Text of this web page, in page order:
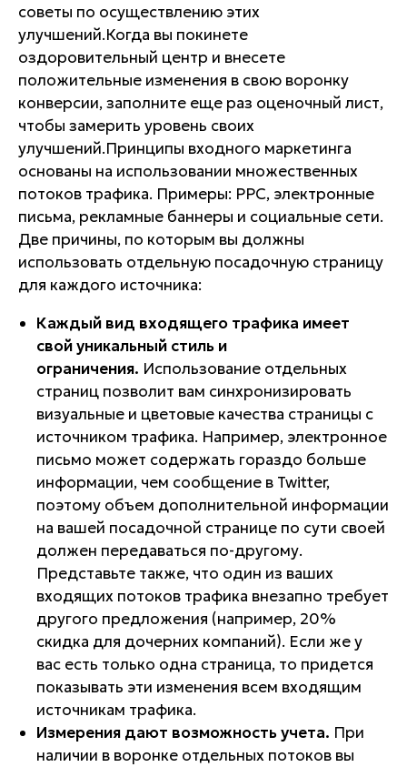
советы по осуществлению этих
улучшений.Когда вы покинете
оздоровительный центр и внесете
положительные изменения в свою воронку
конверсии, заполните еще раз оценочный лист,
чтобы замерить уровень своих
улучшений.Принципы входного маркетинга
основаны на использовании множественных
потоков трафика. Примеры: РРС, электронные
письма, рекламные баннеры и социальные сети.
Две причины, по которым вы должны
использовать отдельную посадочную страницу
для каждого источника:
Каждый вид входящего трафика имеет
свой уникальный стиль и
ограничения. Использование отдельных
страниц позволит вам синхронизировать
визуальные и цветовые качества страницы с
источником трафика. Например, электронное
письмо может содержать гораздо больше
информации, чем сообщение в Twitter,
поэтому объем дополнительной информации
на вашей посадочной странице по сути своей
должен передаваться по-другому.
Представьте также, что один из ваших
входящих потоков трафика внезапно требует
другого предложения (например, 20%
скидка для дочерних компаний). Если же у
вас есть только одна страница, то придется
показывать эти изменения всем входящим
источникам трафика.
Измерения дают возможность учета. При
наличии в воронке отдельных потоков вы